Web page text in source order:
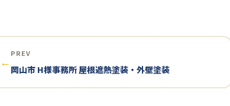
←
PREV
岡山市 H様事務所 屋根遮熱塗装・外壁塗装